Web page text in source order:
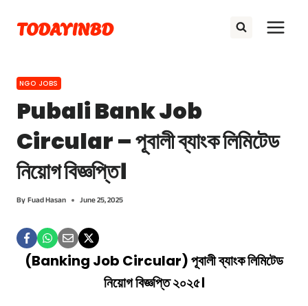
content
TODAYINBD
NGO JOBS
Pubali Bank Job
Circular – পূবালী ব্যাংক লিমিটেড
নিয়োগ বিজ্ঞপ্তি।
ByFuad Hasan June 25, 2025
(Banking Job Circular) পূবালী ব্যাংক লিমিটেড
নিয়োগ বিজ্ঞপ্তি ২০২৫।